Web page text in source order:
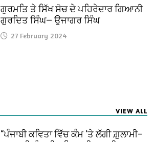
ਗੁਰਮਤਿ ਤੇ ਸਿੱਖ ਸੋਚ ਦੇ ਪਹਿਰੇਦਾਰ ਗਿਆਨੀ
ਗੁਰਦਿਤ ਸਿੰਘ— ਉਜਾਗਰ ਸਿੰਘ
27 February 2024
VIEW ALL
“ਪੰਜਾਬੀ ਕਵਿਤਾ ਵਿੱਚ ਕੰਮ ‘ਤੇ ਲੱਗੀ ਗ਼ੁਲਾਮੀ–